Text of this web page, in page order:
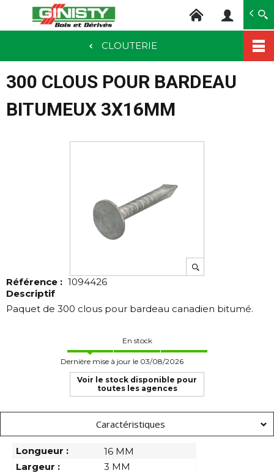
au
contenu
CLOUTERIE
300 CLOUS POUR BARDEAU
BITUMEUX 3X16MM
Référence : 1094426
Descriptif
Paquet de 300 clous pour bardeau canadien bitumé.
En stock
Dernière mise à jour le 03/08/2026
Voir le stock disponible pour
toutes les agences
Caractéristiques
Longueur :
16 MM
Largeur :
3 MM